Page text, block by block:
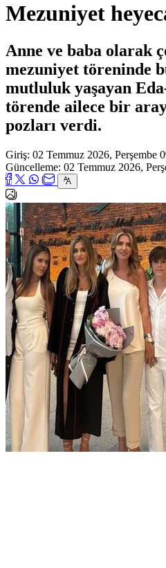
Mezuniyet
Anne ve baba olarak
mezuniyet töreninde
mutluluk yaşayan
törende ailece bir
pozları verdi.
Giriş: 02 Temmuz 2026, Perşembe
Güncelleme: 02 Temmuz 2026,